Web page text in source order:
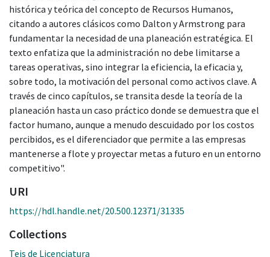
histórica y teórica del concepto de Recursos Humanos,
citando a autores clásicos como Dalton y Armstrong para
fundamentar la necesidad de una planeación estratégica. El
texto enfatiza que la administración no debe limitarse a
tareas operativas, sino integrar la eficiencia, la eficacia y,
sobre todo, la motivación del personal como activos clave. A
través de cinco capítulos, se transita desde la teoría de la
planeación hasta un caso práctico donde se demuestra que el
factor humano, aunque a menudo descuidado por los costos
percibidos, es el diferenciador que permite a las empresas
mantenerse a flote y proyectar metas a futuro en un entorno
competitivo".
URI
https://hdl.handle.net/20.500.12371/31335
Collections
Teis de Licenciatura